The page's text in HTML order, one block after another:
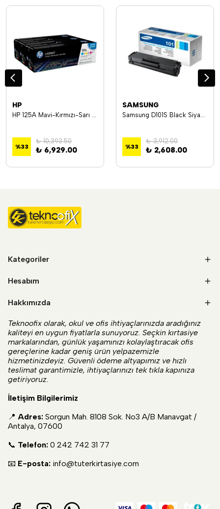
HP
HP 125A Mavi-Kırmızı-Sarı 3lü Takım Toner CF373AM CB541A-CB542A-CB543A
%33
₺ 10,393.50
₺ 6,929.00
SAMSUNG
Samsung D101S Black Siyah 1.500 Sayfa Toner SU705A
%33
₺ 3,912.00
₺ 2,608.00
Kategoriler
Hesabım
Hakkımızda
Teknoofix olarak, okul ve ofis ihtiyaçlarınızda aradığınız
kaliteyi en uygun fiyatlarla sunuyoruz. Seçkin kırtasiye
markalarından, günlük yaşamınızı kolaylaştıracak ofis
gereçlerine kadar geniş ürün yelpazemizle
hizmetinizdeyiz. Güvenli ödeme altyapımız ve hızlı
teslimat garantimizle, ihtiyaçlarınızı tek tıkla kapınıza
getiriyoruz.
İletişim Bilgilerimiz
📍 Adres: Sorgun Mah. 8108 Sok. No3 A/B Manavgat /
Antalya, 07600
📞 Telefon: 0 242 742 31 77
📧 E-posta: info@tuterkirtasiye.com